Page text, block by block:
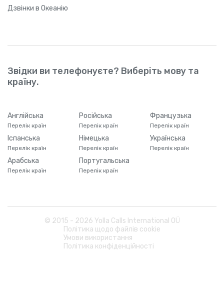
Дзвінки в Океанію
Звідки ви телефонуєте? Виберіть мову та
країну.
Англійська
Перелік країн
Російська
Перелік країн
Французька
Перелік країн
Іспанська
Перелік країн
Німецька
Перелік країн
Українська
Перелік країн
Арабська
Перелік країн
Португальська
Перелік країн
© 2015 - 2026 Yolla Calls International OÜ
Політика щодо файлів cookie
Умови використання
Політика конфіденційності